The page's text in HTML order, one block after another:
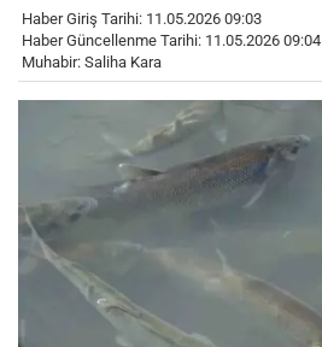
Haber Giriş Tarihi: 11.05.2026 09:03
Haber Güncellenme Tarihi: 11.05.2026 09:04
Muhabir: Saliha Kara